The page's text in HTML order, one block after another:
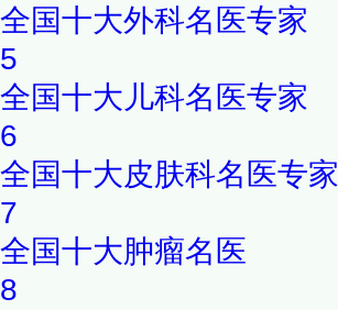
全国十大外科名医专家
5
全国十大儿科名医专家
6
全国十大皮肤科名医专家
7
全国十大肿瘤名医
8